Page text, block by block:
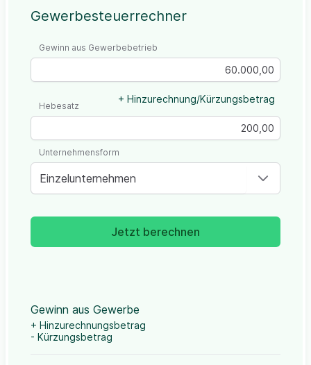
Gewerbesteuerrechner
Gewinn aus Gewerbebetrieb
+ Hinzurechnung/Kürzungsbetrag
Hebesatz
Einzelunternehmen
Unternehmensform
Jetzt berechnen
Gewinn aus Gewerbe
+ Hinzurechnungsbetrag
- Kürzungsbetrag